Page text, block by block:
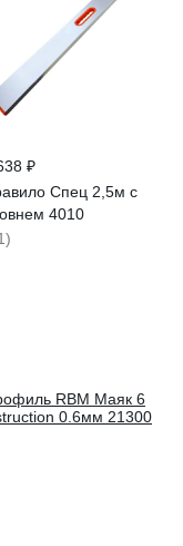
₽
Спец 2,5м с
4010